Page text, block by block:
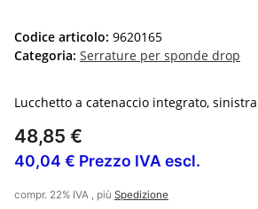
Codice articolo: 9620165
Categoria: Serrature per sponde drop
Lucchetto a catenaccio integrato, sinistra
48,85 €
40,04 € Prezzo IVA escl.
compr. 22% IVA , più Spedizione